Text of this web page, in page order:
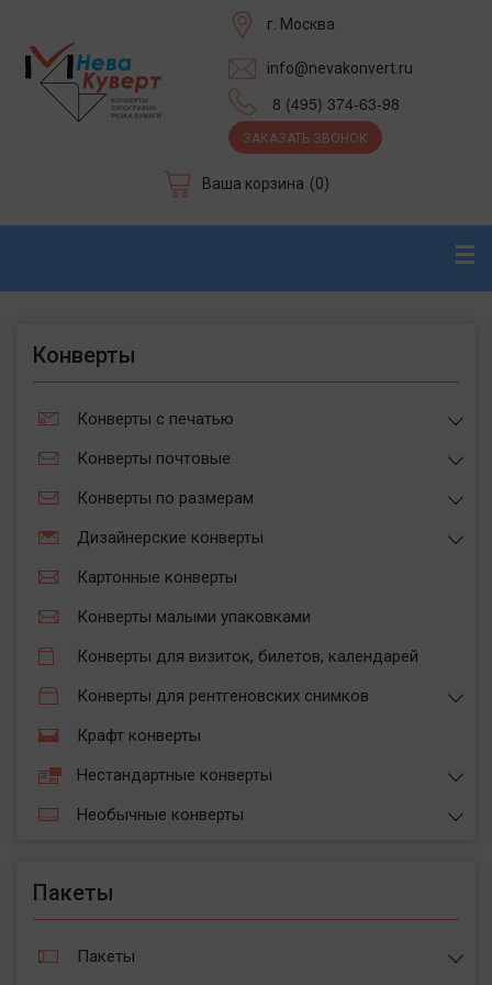
г. Москва
info@nevakonvert.ru
8 (495) 374-63-98
ЗАКАЗАТЬ ЗВОНОК
Ваша корзина (0)
☰
Конверты
Конверты с печатью
Конверты почтовые
Конверты по размерам
Дизайнерские конверты
Картонные конверты
Конверты малыми упаковками
Конверты для визиток, билетов, календарей
Конверты для рентгеновских снимков
Крафт конверты
Нестандартные конверты
Необычные конверты
Пакеты
Пакеты